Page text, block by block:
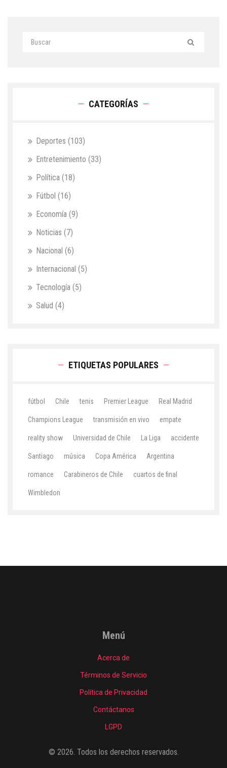
CATEGORÍAS
Deportes (103)
Entretenimiento (33)
Política (18)
Fútbol (16)
Economía (9)
Noticias (7)
Nacional (6)
Internacional (5)
Tecnología (5)
Salud (4)
ETIQUETAS POPULARES
fútbol Chile tenis Premier League Real Madrid
Champions League transmisión en vivo empate
reality show Universidad de Chile La Liga accidente
Santiago música Copa América Argentina
romance Carabineros de Chile cuartos de final
Wimbledon
Menú
Acerca de
Términos de Servicio
Política de Privacidad
Contáctanos
LGPD
© 2026. Todos los derechos reservados.